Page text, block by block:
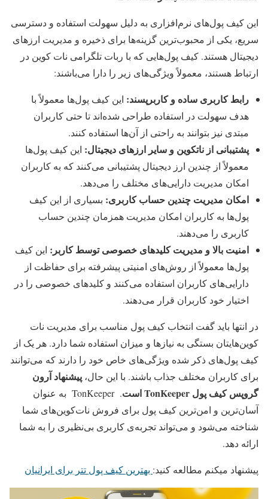
این کیف پول‌های نرم‌افزاری به دلیل سهولت استفاده و دسترسی
سریع، یکی از محبوب‌ترین گزینه‌ها برای ذخیره و مدیریت ارزهای
دیجیتال هستند. کیف پول‌هایی که با ربات تلگرامی نات کوین در
ارتباط هستند، معمولاً ویژگی‌های زیر را دارا می‌باشند:
رابط کاربری ساده و کاربرپسند: این کیف پول‌ها معمولاً با
هدف سهولت در استفاده طراحی شده‌اند تا حتی کاربران
مبتدی نیز بتوانند به راحتی از آن‌ها استفاده کنند.
پشتیبانی از ناتکوین و سایر ارزهای دیجیتال: این کیف پول‌ها
معمولاً از چندین ارز دیجیتال پشتیبانی می‌کنند که به کاربران
امکان مدیریت دارایی‌های مختلف را می‌دهد.
امکان مدیریت چندین حساب کاربری: بسیاری از این کیف
پول‌ها به کاربران امکان مدیریت همزمان چندین حساب
کاربری را می‌دهند.
امنیت بالا و مدیریت کلیدهای خصوصی توسط کاربر : این کیف
پول‌ها معمولاً از روش‌های امنیتی پیشرفته برای حفاظت از
دارایی‌های کاربران استفاده می‌کنند و کلیدهای خصوصی را در
اختیار خود کاربران قرار می‌دهند.
در انتها باید گفت انتخاب کیف پول مناسب برای مدیریت نات
کوین‌هایتان بستگی به نیازها و میزان استفاده شما دارد. هر یک از
کیف پول‌های ذکر شده ویژگی‌های خاص خود را دارند که می‌توانند
برای کاربران مختلف جذاب باشند. با این حال، پیشنهاد آرون
گروپس کیف پول
است
. TonKeeper به عنوان
آسان‌ترین و امن‌ترین کیف پول برای فروش نات‌کوین‌های شما
شناخته می‌شود و می‌تواند تجربه‌ی کاربری بی‌نظیری را به شما
ارائه دهد.
پیشنهاد میکنم مطالعه کنید: بهترین کیف پول تتر برای ایرانیان